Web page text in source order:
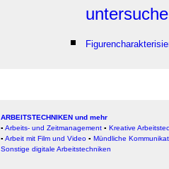
ARBEITSTECHNIKEN und mehr
▪ Arbeits- und Zeitmanagement ▪ Kreative
▪ Arbeit mit Film und Video ▪ Mündliche
Sonstige digitale Arbeitstechniken